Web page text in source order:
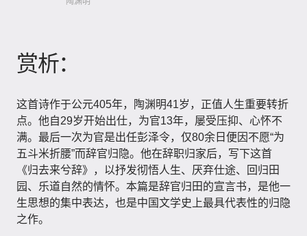
赏析：
这首诗作于公元405年，陶渊明41岁，正值人生重要转折
点。他自29岁开始出仕，为官13年，屡受压抑、心怀不
满。最后一次为官是出任彭泽令，仅80余日便因不愿“为
五斗米折腰”而辞官归隐。他在辞职归家后，写下这首
《归去来兮辞》，以抒发彻悟人生、厌弃仕途、回归田
园、乐道自然的情怀。本篇是辞官归田的宣言书，是他一
生思想的集中表达，也是中国文学史上最具代表性的归隐
之作。